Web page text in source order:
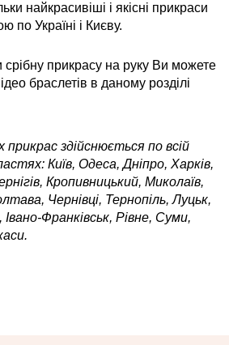
найкрасивіші і якісні прикраси
по Україні і Києву.
срібну прикрасу на руку Ви можете
браслетів в даному розділі
здійснюється по всій
Київ, Одеса, Дніпро, Харків,
Кропивницький, Миколаїв,
Чернівці, Тернопіль, Луцьк,
Франківськ, Рівне, Суми,